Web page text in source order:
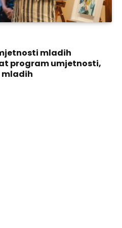
mladih
program umjetnosti,
mladih